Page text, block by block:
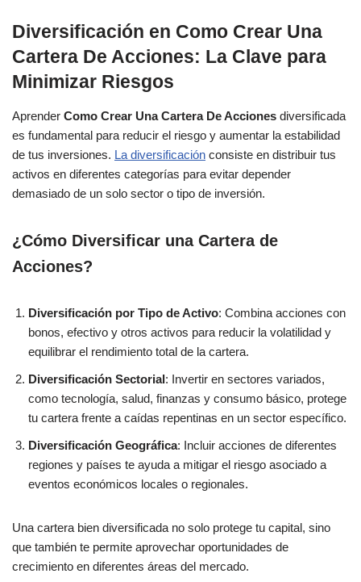
Diversificación en Como Crear Una
Cartera De Acciones: La Clave para
Minimizar Riesgos
Aprender Como Crear Una Cartera De Acciones diversificada
es fundamental para reducir el riesgo y aumentar la estabilidad
de tus inversiones. La diversificación consiste en distribuir tus
activos en diferentes categorías para evitar depender
demasiado de un solo sector o tipo de inversión.
¿Cómo Diversificar una Cartera de
Acciones?
Diversificación por Tipo de Activo: Combina acciones con
bonos, efectivo y otros activos para reducir la volatilidad y
equilibrar el rendimiento total de la cartera.
Diversificación Sectorial: Invertir en sectores variados,
como tecnología, salud, finanzas y consumo básico, protege
tu cartera frente a caídas repentinas en un sector específico.
Diversificación Geográfica: Incluir acciones de diferentes
regiones y países te ayuda a mitigar el riesgo asociado a
eventos económicos locales o regionales.
Una cartera bien diversificada no solo protege tu capital, sino
que también te permite aprovechar oportunidades de
crecimiento en diferentes áreas del mercado.